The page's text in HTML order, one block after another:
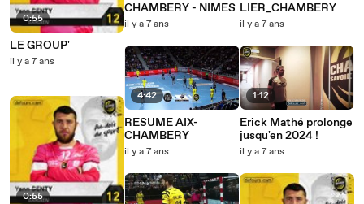
0:55
LE GROUP'
il y a 7 ans
0:55
CHAMBERY - NIMES
il y a 7 ans
4:42
RESUME AIX-
CHAMBERY
il y a 7 ans
LIER_CHAMBERY
il y a 7 ans
1:12
Erick Mathé prolonge
jusqu'en 2024 !
il y a 7 ans